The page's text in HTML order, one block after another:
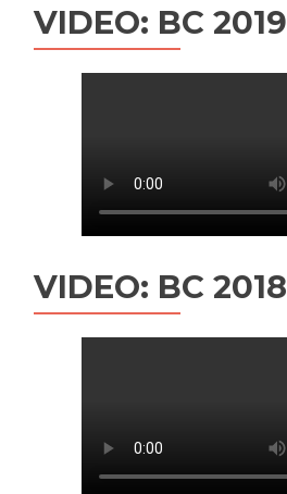
VIDEO: BC 2019
VIDEO: BC 2018